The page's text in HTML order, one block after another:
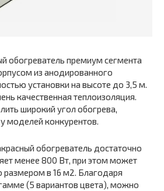
обогреватель премиум сегмента
из анодированного
установки на высоте до 3,5 м.
качественная теплоизоляция.
широкий угол обогрева,
моделей конкурентов.
обогреватель достаточно
менее 800 Вт, при этом может
размером в 16 м2. Благодаря
(5 вариантов цвета), можно